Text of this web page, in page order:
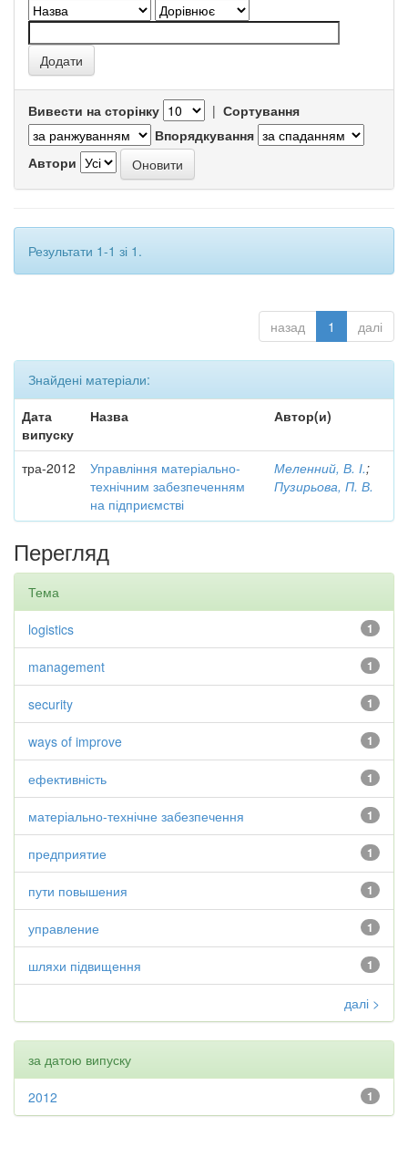
Вивести на сторінку | Сортування
Впорядкування
Автори
Результати 1-1 зі 1.
назад 1 далі
Знайдені матеріали:
Дата
випуску
Назва Автор(и)
тра-2012
Управління матеріально-
технічним забезпеченням
на підприємстві
Меленний, В. І.;
Пузирьова, П. В.
Перегляд
Тема
1
logistics
1
management
1
security
1
ways of improve
1
ефективність
1
матеріально-технічне забезпечення
1
предприятие
1
пути повышения
1
управление
1
шляхи підвищення
далі >
за датою випуску
1
2012